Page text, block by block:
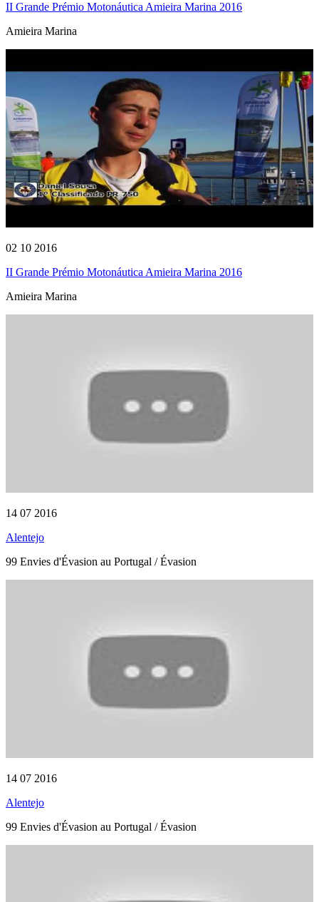
II Grande Prémio Motonáutica Amieira Marina 2016
Amieira Marina
02 10 2016
II Grande Prémio Motonáutica Amieira Marina 2016
Amieira Marina
14 07 2016
Alentejo
99 Envies d'Évasion au Portugal / Évasion
14 07 2016
Alentejo
99 Envies d'Évasion au Portugal / Évasion